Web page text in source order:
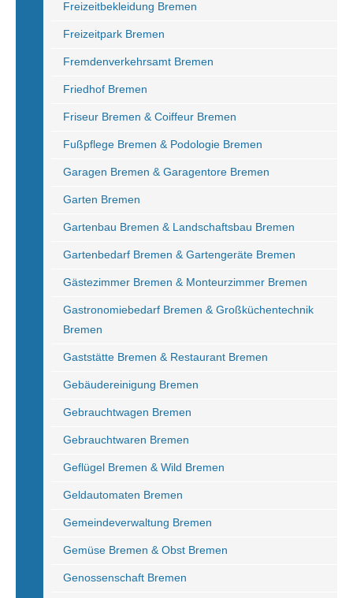
Freizeitbekleidung Bremen
Freizeitpark Bremen
Fremdenverkehrsamt Bremen
Friedhof Bremen
Friseur Bremen & Coiffeur Bremen
Fußpflege Bremen & Podologie Bremen
Garagen Bremen & Garagentore Bremen
Garten Bremen
Gartenbau Bremen & Landschaftsbau Bremen
Gartenbedarf Bremen & Gartengeräte Bremen
Gästezimmer Bremen & Monteurzimmer Bremen
Gastronomiebedarf Bremen & Großküchentechnik
Bremen
Gaststätte Bremen & Restaurant Bremen
Gebäudereinigung Bremen
Gebrauchtwagen Bremen
Gebrauchtwaren Bremen
Geflügel Bremen & Wild Bremen
Geldautomaten Bremen
Gemeindeverwaltung Bremen
Gemüse Bremen & Obst Bremen
Genossenschaft Bremen